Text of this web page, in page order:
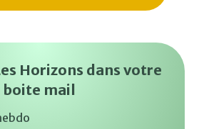
Horizons dans votre
boite mail